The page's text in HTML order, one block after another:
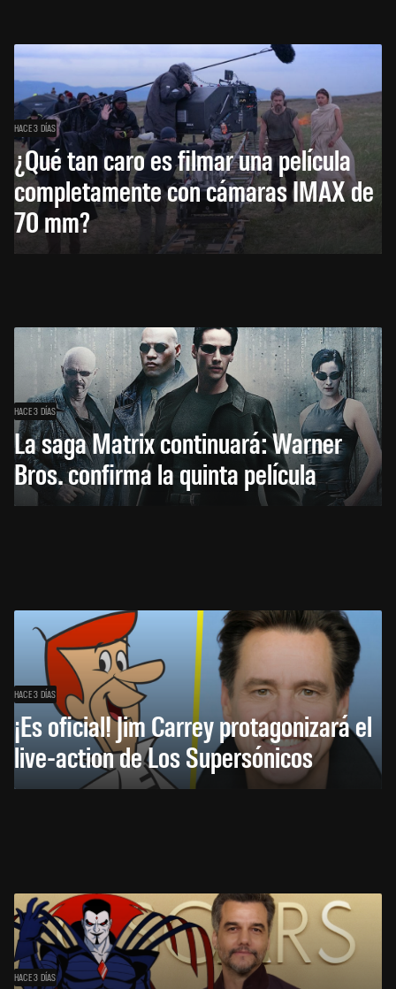
HACE 3 DÍAS
¿Qué tan caro es filmar una película
completamente con cámaras IMAX de
70 mm?
HACE 3 DÍAS
La saga Matrix continuará: Warner
Bros. confirma la quinta película
HACE 3 DÍAS
¡Es oficial! Jim Carrey protagonizará el
live-action de Los Supersónicos
HACE 3 DÍAS